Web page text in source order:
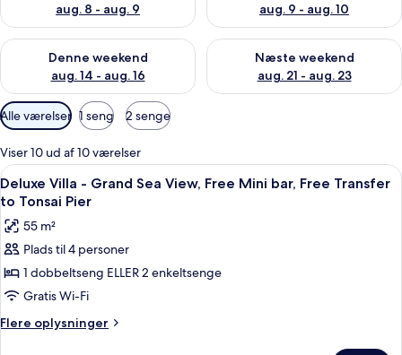
aug. 8 - aug. 9
aug. 9 - aug. 10
Denne weekend
aug. 14 - aug. 16
Tjek tilgængelighed for denne weekend aug. 14 - aug. 16
Næste weekend
aug. 21 - aug. 23
Tjek tilgængelighed for næste
Tilgængelige
filtre
for
værelser
Alle værelser 1 seng 2 senge
Viser 10 ud af 10 værelser
Indlæs
alle
billeder
af
Deluxe
Villa
-
Grand
Et værelse med en seng, fjernsyn og
9
Deluxe Villa - Grand Sea View, Free Mini bar, Free Transfer
to Tonsai Pier
55 m²
Plads til 4 personer
1 dobbeltseng ELLER 2 enkeltsenge
Gratis Wi-Fi
Flere oplysninger
Flere